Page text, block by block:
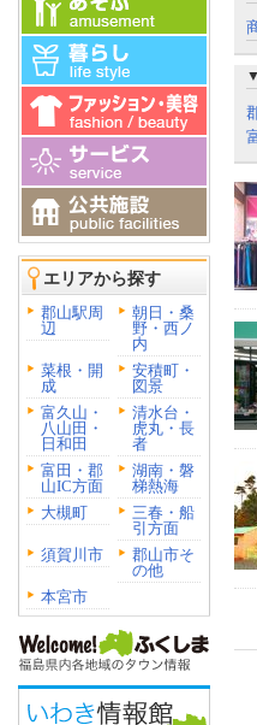
エリアから探す
郡山駅周
辺
朝日・桑
野・西ノ
内
菜根・開
成
安積町・
図景
富久山・
八山田・
日和田
清水台・
虎丸・長
者
富田・郡
山IC方面
湖南・磐
梯熱海
大槻町
三春・船
引方面
須賀川市
郡山市そ
の他
本宮市